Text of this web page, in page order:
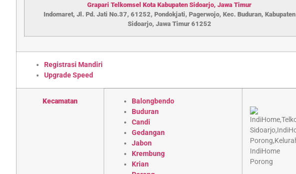
Grapari Telkomsel Kota Kabupaten Sidoarjo, Jawa Timur
Indomaret, Jl. Pd. Jati No.37, 61252, Pondokjati, Pagerwojo, Kec. Buduran, Kabupaten
Sidoarjo, Jawa Timur 61252
Registrasi Mandiri
Upgrade Speed
Kecamatan
Balongbendo
Buduran
Candi
Gedangan
Jabon
Krembung
Krian